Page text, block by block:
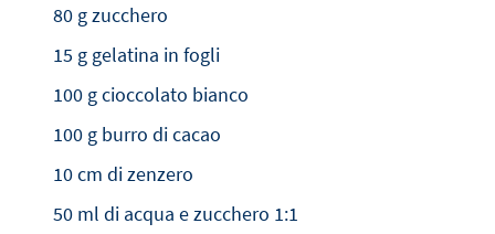
80 g zucchero
15 g gelatina in fogli
100 g cioccolato bianco
100 g burro di cacao
10 cm di zenzero
50 ml di acqua e zucchero 1:1